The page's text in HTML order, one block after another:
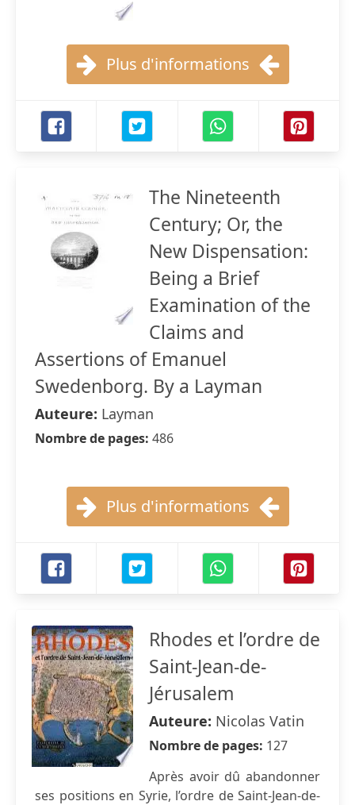
Plus d'informations
The Nineteenth
Century; Or, the
New Dispensation:
Being a Brief
Examination of the
Claims and
Assertions of Emanuel
Swedenborg. By a Layman
Auteure: Layman
Nombre de pages: 486
Plus d'informations
Rhodes et l’ordre de
Saint-Jean-de-
Jérusalem
Auteure: Nicolas Vatin
Nombre de pages: 127
Après avoir dû abandonner
ses positions en Syrie, l’ordre de Saint-Jean-de-